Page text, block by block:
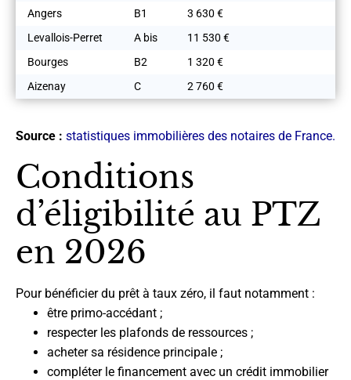
Angers B1
3 630 €
Levallois-Perret
A bis
11 530 €
Bourges
B2
1 320 €
Aizenay
C 2 760 €
Source : statistiques immobilières des notaires de France.
Conditions
d’éligibilité au PTZ
en 2026
Pour bénéficier du prêt à taux zéro, il faut notamment :
être primo-accédant ;
respecter les plafonds de ressources ;
acheter sa résidence principale ;
compléter le financement avec un crédit immobilier